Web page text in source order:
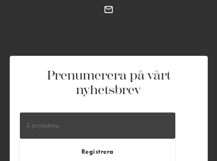
Prenumerera på vårt
nyhetsbrev